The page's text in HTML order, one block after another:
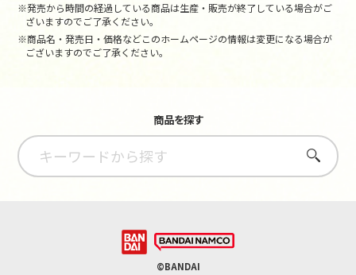
※発売から時間の経過している商品は生産・販売が終了している場合がご
ざいますのでご了承ください。
※商品名・発売日・価格などこのホームページの情報は変更になる場合が
ございますのでご了承ください。
商品を探す
さがす
©BANDAI